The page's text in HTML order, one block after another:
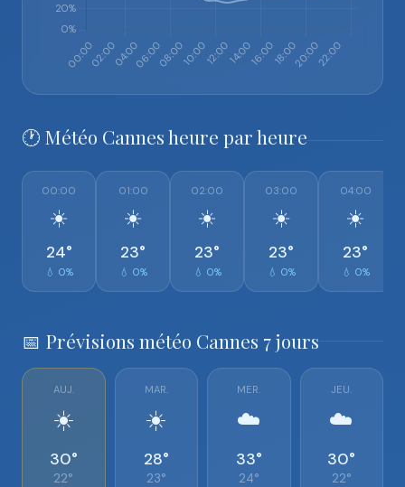
🕐 Météo Cannes heure par heure
00:00
☀️
24°
💧 0%
01:00
☀️
23°
💧 0%
02:00
☀️
23°
💧 0%
03:00
☀️
23°
💧 0%
04:00
☀️
23°
💧 0%
📅 Prévisions météo Cannes 7 jours
AUJ.
☀️
30°
22°
MAR.
☀️
28°
23°
MER.
☁️
33°
24°
JEU.
☁️
30°
22°